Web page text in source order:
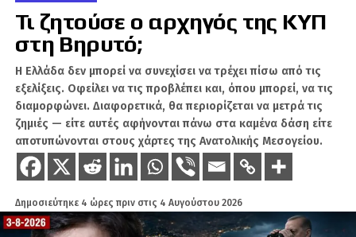
Το πλέον εντυπωσιακό στοιχείο των αναφορών
αφορά την πιθανότητα διαμόρφωσης μιας
«Αραβο-Ισλαμικής Στρατιωτικής Συμμαχίας»,
με πιθανή συμμετοχή χωρών, όπως το
Πακιστάν και η Σαουδική Αραβία. Αν και δεν
υπάρχει επίσημη επιβεβαίωση, η συγκεκριμένη
προοπτική έχει προκαλέσει -σύμφωνα με τις
τουρκικές αναλύσεις- έντονη ανησυχία σε
δυτικές πρωτεύουσες, λόγω των πιθανών
γεωστρατηγικών ανατροπών που θα
μπορούσε να επιφέρει.
Τι ζητούσε ο αρχηγός της ΚΥΠ
στη Βηρυτό;
Η Ελλάδα δεν μπορεί να συνεχίσει να τρέχει πίσω από τις
εξελίξεις. Οφείλει να τις προβλέπει και, όπου μπορεί, να τις
διαμορφώνει. Διαφορετικά, θα περιορίζεται να μετρά τις
ζημιές — είτε αυτές αφήνονται πάνω στα καμένα δάση είτε
αποτυπώνονται στους χάρτες της Ανατολικής Μεσογείου.
Δημοσιεύτηκε 4 ώρες πριν στις 4 Αυγούστου 2026